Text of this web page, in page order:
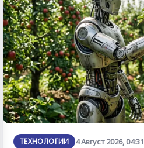
ТЕХНОЛОГИИ 4 Август 2026, 04:31